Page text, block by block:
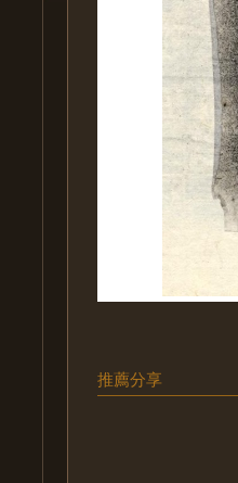
推薦分享